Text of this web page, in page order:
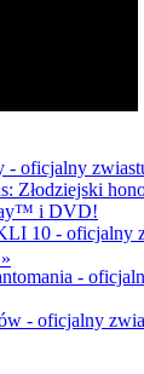
- oficjalny
Złodziejski
i DVD!
10 - oficjalny
-
- oficjalny